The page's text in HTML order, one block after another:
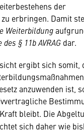
der
erbringen. Damit
Weiterbildung
§ 11b AVRAG dar.
ergibt sich somit,
anzuwenden ist,
bleibt. Die
sich daher wie